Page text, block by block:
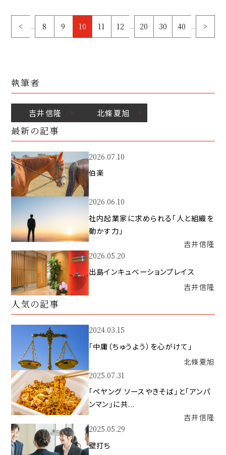
< ... 8 9 10 11 12 ... 20 30 40 ... >
執筆者
吉井信隆 北條夏旭
最新の記事
2026.07.10
伯楽
2026.06.10
社内起業家に求められる「人と組織を
動かす力」
吉井信隆
2026.05.20
出島インキュベーションプレイス
吉井信隆
人気の記事
2024.03.15
「中庸（ちゅうよう）を心がけて」
北條夏旭
2025.07.31
「ペヤング ソースやきそば」と「アンパ
ンマン」に共...
吉井信隆
2025.05.29
壁打ち